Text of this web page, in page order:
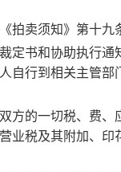
拍卖须知》第十九
定书和协助执行
自行到相关主管
方的一切税、费、
业税及其附加、